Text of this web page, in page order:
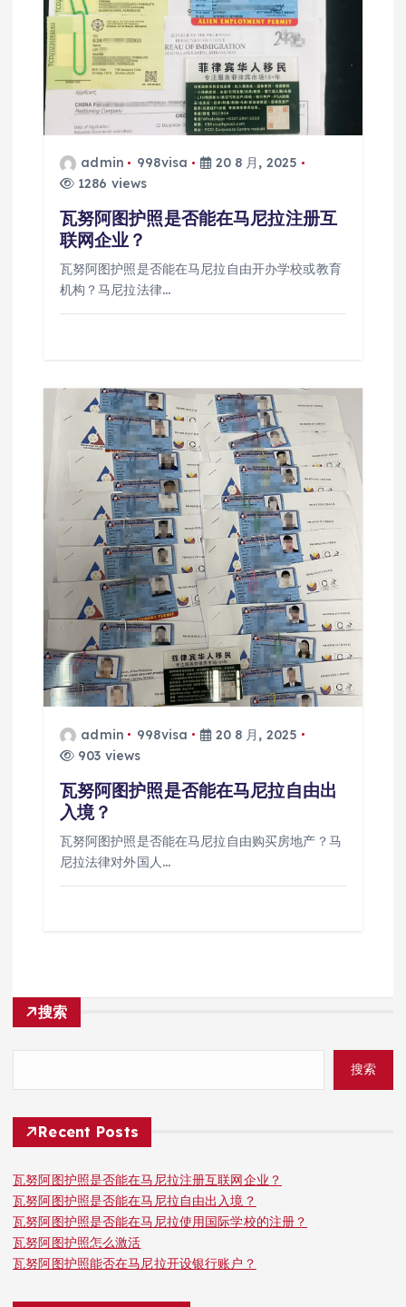
admin 998visa
20 8 月, 2025
1286 views
瓦努阿图护照是否能在马尼拉注册互
联网企业？
瓦努阿图护照是否能在马尼拉自由开办学校或教育
机构？马尼拉法律…
admin 998visa
20 8 月, 2025
903 views
瓦努阿图护照是否能在马尼拉自由出
入境？
瓦努阿图护照是否能在马尼拉自由购买房地产？马
尼拉法律对外国人…
搜索
搜索
Recent Posts
瓦努阿图护照是否能在马尼拉注册互联网企业？
瓦努阿图护照是否能在马尼拉自由出入境？
瓦努阿图护照是否能在马尼拉使用国际学校的注册？
瓦努阿图护照怎么激活
瓦努阿图护照能否在马尼拉开设银行账户？